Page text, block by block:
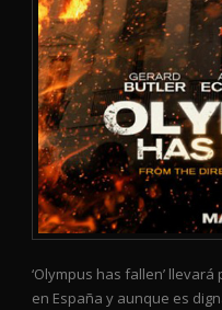
‘Olympus has fallen’ llevará
en España y aunque es